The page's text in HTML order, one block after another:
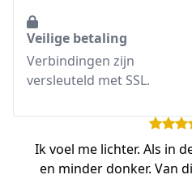
Veilige betaling
Verbindingen zijn
versleuteld met SSL.
Ik voel me lichter. Als in
en minder donker. Van